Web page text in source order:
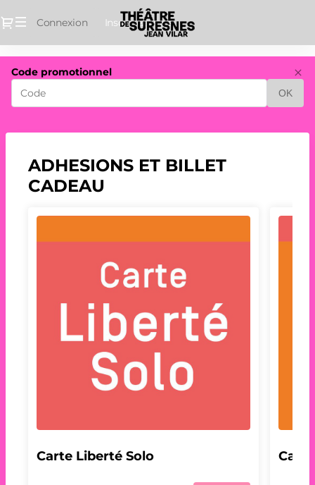
Dialogue
Connexion Inscrivez-vous
Code promotionnel
OK
de
Suresnes
Jean
Ventes
billets
ADHESIONS ET BILLET
CADEAU
Carte Liberté Solo